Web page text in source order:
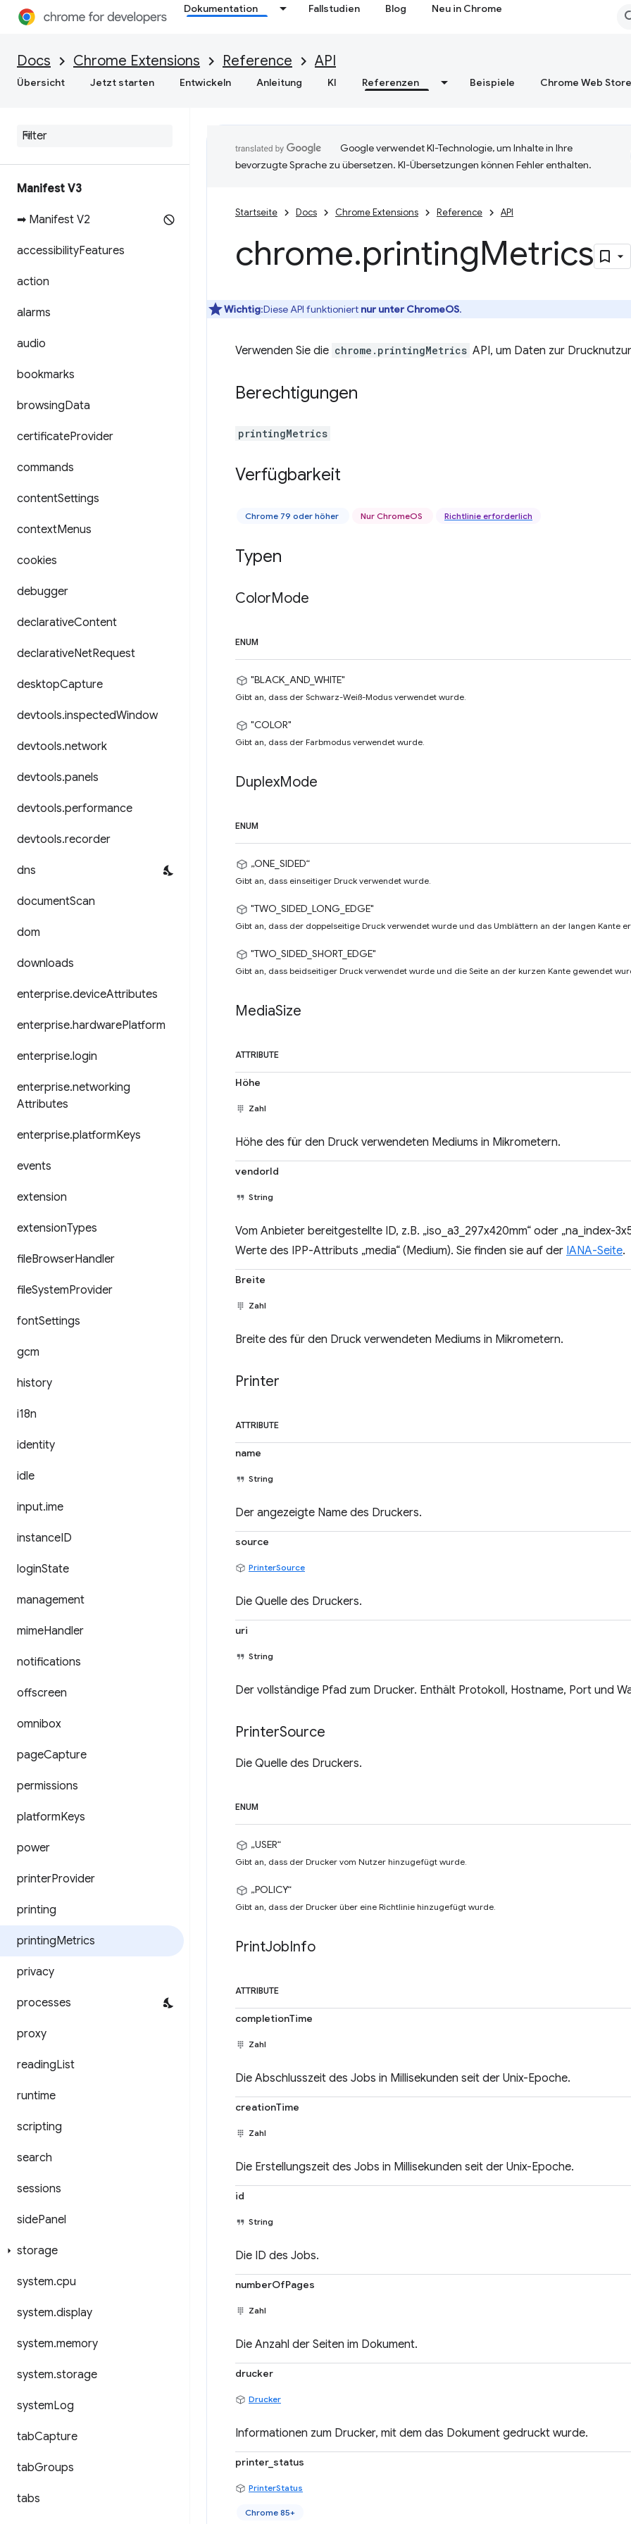
Dokumentation Fallstudien Blog Neu in Chrome
Docs Chrome Extensions Reference API
Übersicht Jetzt starten Entwickeln Anleitung KI Referenzen Beispiele Chrome Web Store
Manifest V3
➡ Manifest V2
accessibilityFeatures
action
alarms
audio
bookmarks
browsingData
certificateProvider
commands
contentSettings
contextMenus
cookies
debugger
declarativeContent
declarativeNetRequest
desktopCapture
devtools.inspectedWindow
devtools.network
devtools.panels
devtools.performance
devtools.recorder
dns
documentScan
dom
downloads
enterprise.deviceAttributes
enterprise.hardwarePlatform
enterprise.login
enterprise.networking
Attributes
enterprise.platformKeys
events
extension
extensionTypes
fileBrowserHandler
fileSystemProvider
fontSettings
gcm
history
i18n
identity
idle
input.ime
instanceID
loginState
management
mimeHandler
notifications
offscreen
omnibox
pageCapture
permissions
platformKeys
power
printerProvider
printing
printingMetrics
privacy
processes
proxy
readingList
runtime
scripting
search
sessions
sidePanel
storage
system.cpu
system.display
system.memory
system.storage
systemLog
tabCapture
tabGroups
tabs
Google verwendet KI-Technologie, um Inhalte in Ihre
bevorzugte Sprache zu übersetzen. KI-Übersetzungen können Fehler enthalten.
Startseite Docs Chrome Extensions Reference API
chrome.printingMetrics
Wichtig:Diese API funktioniert nur unter ChromeOS.
Verwenden Sie die chrome.printingMetrics API, um Daten zur
Berechtigungen
printingMetrics
Verfügbarkeit
Chrome 79 oder höher Nur ChromeOS Richtlinie erforderlich
Typen
ColorMode
ENUM
"BLACK_AND_WHITE"
Gibt an, dass der Schwarz-Weiß-Modus verwendet wurde.
"COLOR"
Gibt an, dass der Farbmodus verwendet wurde.
DuplexMode
ENUM
„ONE_SIDED“
Gibt an, dass einseitiger Druck verwendet wurde.
"TWO_SIDED_LONG_EDGE"
Gibt an, dass der doppelseitige Druck verwendet wurde und das Umblättern an der langen Kante
"TWO_SIDED_SHORT_EDGE"
Gibt an, dass beidseitiger Druck verwendet wurde und die Seite an der kurzen Kante gewendet
MediaSize
ATTRIBUTE
Höhe
Zahl
Höhe des für den Druck verwendeten Mediums in Mikrometern.
vendorId
String
Vom Anbieter bereitgestellte ID, z.B. „iso_a3_297x420mm“ oder „na_index-
Werte des IPP-Attributs „media“ (Medium). Sie finden sie auf der IANA-Seite.
Breite
Zahl
Breite des für den Druck verwendeten Mediums in Mikrometern.
Printer
ATTRIBUTE
name
String
Der angezeigte Name des Druckers.
source
PrinterSource
Die Quelle des Druckers.
uri
String
Der vollständige Pfad zum Drucker. Enthält Protokoll, Hostname, Port und
PrinterSource
Die Quelle des Druckers.
ENUM
„USER“
Gibt an, dass der Drucker vom Nutzer hinzugefügt wurde.
„POLICY“
Gibt an, dass der Drucker über eine Richtlinie hinzugefügt wurde.
PrintJobInfo
ATTRIBUTE
completionTime
Zahl
Die Abschlusszeit des Jobs in Millisekunden seit der Unix-Epoche.
creationTime
Zahl
Die Erstellungszeit des Jobs in Millisekunden seit der Unix-Epoche.
id
String
Die ID des Jobs.
numberOfPages
Zahl
Die Anzahl der Seiten im Dokument.
drucker
Drucker
Informationen zum Drucker, mit dem das Dokument gedruckt wurde.
printer_status
PrinterStatus
Chrome 85+